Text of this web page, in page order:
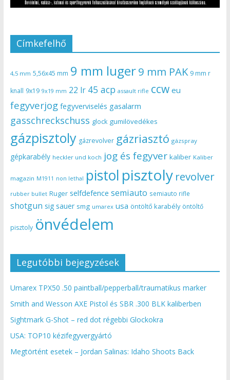
Címkefelhő
4,5 mm 5,56x45 mm 9 mm luger9 mm PAK 9 mm r
knall 9x19 9x19 mm 22 lr 45 acp assault rifle ccw eu
fegyverjog fegyverviselés gasalarm
gasschreckschuss glock gumilövedékes
gázpisztoly gázrevolver gázriasztó gázspray
gépkarabély heckler und koch jog és fegyver kaliber Kaliber
magazin M1911 non lethal pistol pisztoly revolver
rubber bullet Ruger selfdefence semiauto semiauto rifle
shotgun sig sauer smg umarex usa öntöltő karabély öntöltő
pisztoly önvédelem
Legutóbbi bejegyzések
Umarex TPX50 .50 paintball/pepperball/traumatikus marker
Smith and Wesson AXE Pistol és SBR .300 BLK kaliberben
Sightmark G-Shot – red dot régebbi Glockokra
USA: TOP10 kézifegyvergyártó
Megtörtént esetek – Jordan Salinas: Idaho Shoots Back